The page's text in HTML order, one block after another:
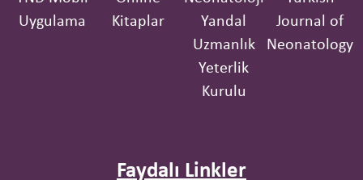
Uygulama
Kitaplar
Yandal
Uzmanlık
Yeterlik
Kurulu
Journal of
Neonatology
Faydalı Linkler